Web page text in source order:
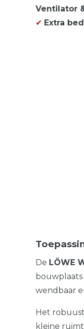
Ventilator
✔ Extra
De LÖWE
wendbaar
Het
kleine